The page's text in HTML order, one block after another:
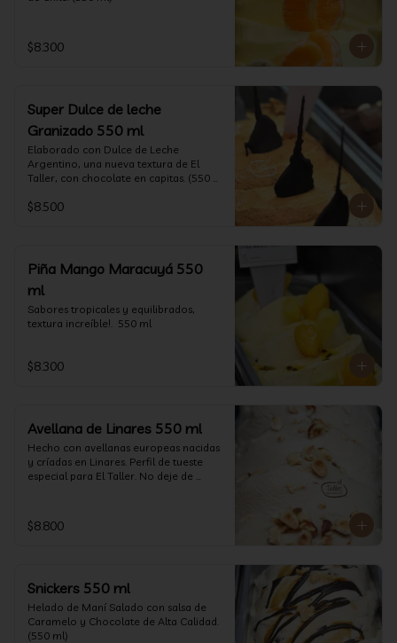
$8.300
Super Dulce de leche
Granizado 550 ml
Elaborado con Dulce de Leche
Argentino, una nueva textura de El
Taller, con chocolate en capitas. (550
$8.500
Piña Mango Maracuyá 550
ml
Sabores tropicales y equilibrados,
textura increíble!.  550 ml
$8.300
Avellana de Linares 550 ml
Hecho con avellanas europeas nacidas
y críadas en Linares. Perfil de tueste
especial para El Taller. No deje de
$8.800
Snickers 550 ml
Helado de Maní Salado con salsa de
Caramelo y Chocolate de Alta Calidad.
(550 ml)